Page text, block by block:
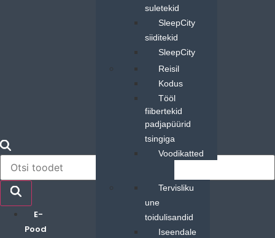
voodipesu
SleepCity
orgaaniline
voodipesu
Tempur
kaitselinad
Tencel
kaitselinad ja-
padjapüürid
tsingiga
Voodikatted
suletekid
SleepCity
siiditekid
SleepCity
meriinovillast
tekid
Tempur
fiibertekid
Muud
tooted
Reisil
Kodus
Tööl
MeeleoluTervisliku
une
toidulisandid
Iseendale
Products
search
E-
Pood